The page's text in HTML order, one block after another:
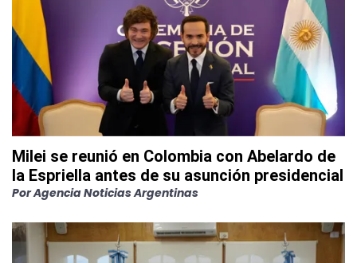
Milei se reunió en Colombia con Abelardo de
la Espriella antes de su asunción presidencial
PorAgencia Noticias Argentinas